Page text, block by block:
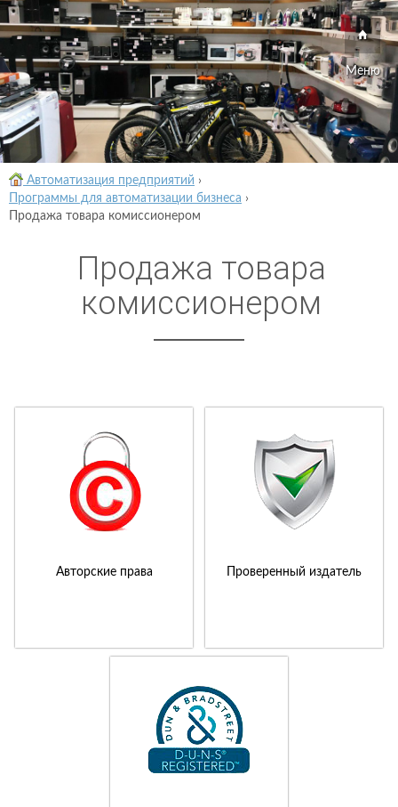
Меню
Автоматизация предприятий ›
Программы для автоматизации бизнеса ›
Продажа товара комиссионером
Продажа товара
комиссионером
Авторские права Проверенный издатель